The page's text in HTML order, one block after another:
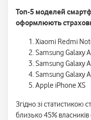
Топ-5 моделей
оформлюють
Xiaomi Redmi
Samsung Galaxy
Samsung Galaxy
Samsung Galaxy
Apple iPhone XS
Згідно зі статистикою
близько 45%